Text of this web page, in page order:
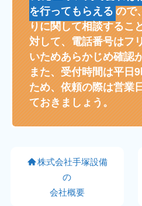
を行ってもらえる ので
りに関して相談するこ
対して、電話番号はフ
いためあらかじめ確認
また、受付時間は平日
ため、依頼の際は営業
ておきましょう。
株式会社手塚設備
の
会社概要